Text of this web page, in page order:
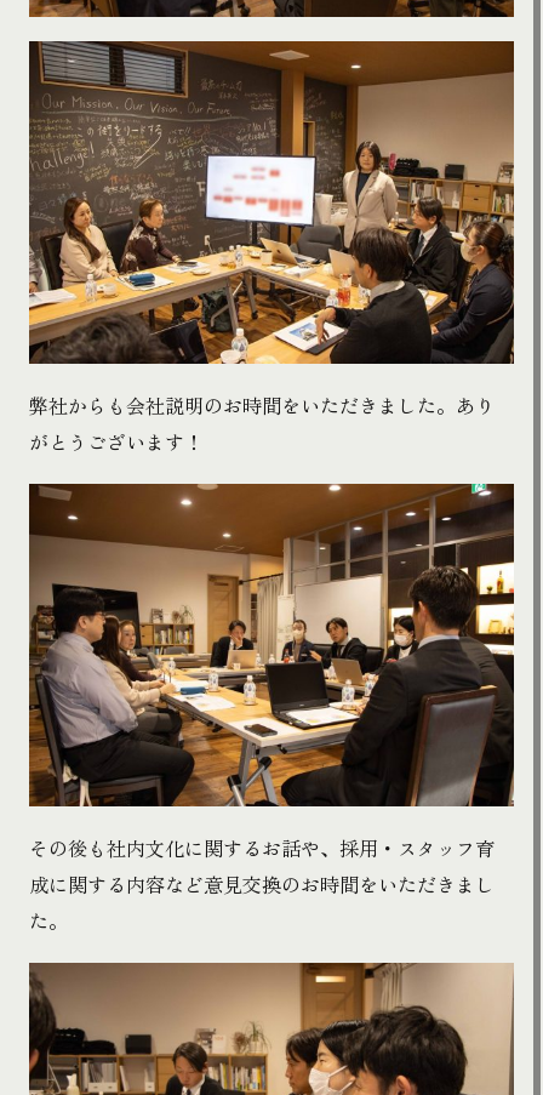
弊社からも会社説明のお時間をいただきました。あり
がとうございます！
その後も社内文化に関するお話や、採用・スタッフ育
成に関する内容など意見交換のお時間をいただきまし
た。